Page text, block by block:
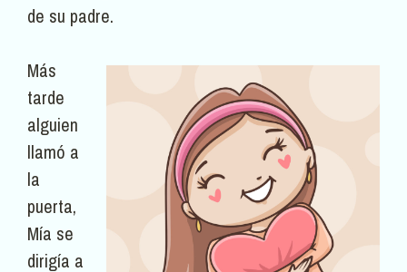
de su padre.
Más
tarde
alguien
llamó a
la
puerta,
Mía se
dirigía a